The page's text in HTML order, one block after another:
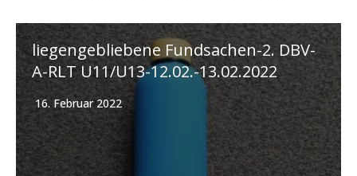
liegengebliebene Fundsachen-2. DBV-
A-RLT U11/U13-12.02.-13.02.2022
16. Februar 2022